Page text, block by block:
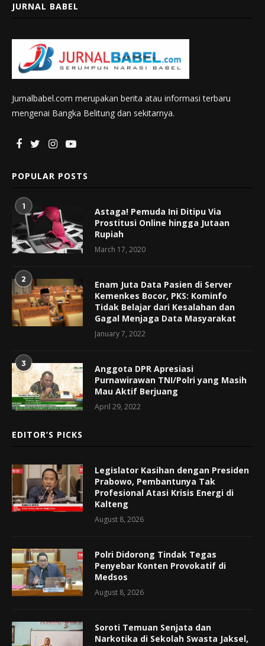
JURNAL BABEL
Jurnalbabel.com merupakan berita atau informasi terbaru
mengenai Bangka Belitung dan sekitarnya.
POPULAR POSTS
1
Astaga! Pemuda Ini Ditipu Via
Prostitusi Online hingga Jutaan
Rupiah
March 17, 2020
2
Enam Juta Data Pasien di Server
Kemenkes Bocor, PKS: Kominfo
Tidak Belajar dari Kesalahan dan
Gagal Menjaga Data Masyarakat
January 7, 2022
3
Anggota DPR Apresiasi
Purnawirawan TNI/Polri yang Masih
Mau Aktif Berjuang
April 29, 2022
EDITOR’S PICKS
Legislator Kasihan dengan Presiden
Prabowo, Pembantunya Tak
Profesional Atasi Krisis Energi di
Kalteng
August 8, 2026
Polri Didorong Tindak Tegas
Penyebar Konten Provokatif di
Medsos
August 8, 2026
Soroti Temuan Senjata dan
Narkotika di Sekolah Swasta Jaksel,